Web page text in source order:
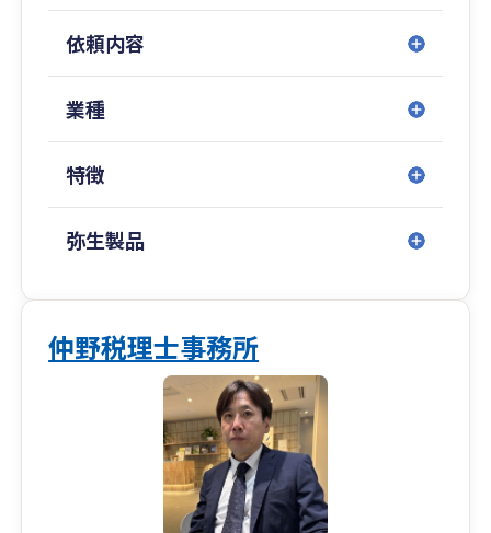
依頼内容
業種
特徴
弥生製品
仲野税理士事務所